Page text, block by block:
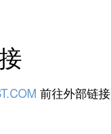
前往外部链接